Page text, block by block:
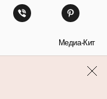
Медиа-Кит